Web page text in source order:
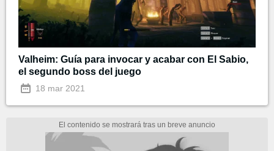
Valheim: Guía para invocar y acabar con El Sabio,
el segundo boss del juego
18 mar 2021